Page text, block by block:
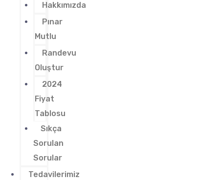
Hakkımızda
Pınar
Mutlu
Randevu
Oluştur
2024
Fiyat
Tablosu
Sıkça
Sorulan
Sorular
Tedavilerimiz